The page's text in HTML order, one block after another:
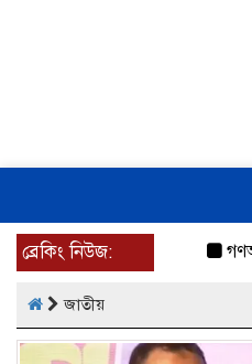
ব্রেকিং নিউজ:
জাতীয়